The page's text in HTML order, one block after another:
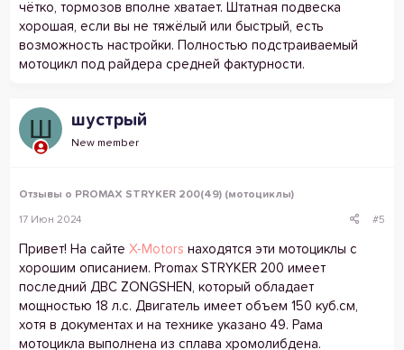
чётко, тормозов вполне хватает. Штатная подвеска
хорошая, если вы не тяжёлый или быстрый, есть
возможность настройки. Полностью подстраиваемый
мотоцикл под райдера средней фактурности.
Ш шустрый
New member
Отзывы о PROMAX STRYKER 200(49) (мотоциклы)
17 Июн 2024 #5
Привет! На сайте X-Motors находятся эти мотоциклы с
хорошим описанием. Promax STRYKER 200 имеет
последний ДВС ZONGSHEN, который обладает
мощностью 18 л.с. Двигатель имеет объем 150 куб.см,
хотя в документах и на технике указано 49. Рама
мотоцикла выполнена из сплава хромолибдена.